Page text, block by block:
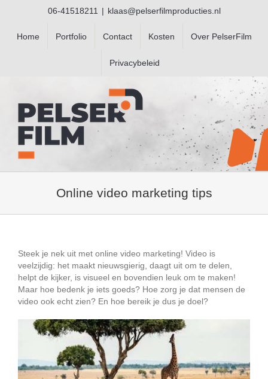
06-41518211 | klaas@pelserfilmproducties.nl
Home Portfolio Contact Kosten Over PelserFilm
Privacybeleid
Online video marketing tips
Steek je nek uit met online video marketing! Video is
veelzijdig: het maakt nieuwsgierig, daagt uit om te delen,
helpt de kijker, is visueel en bovendien leuk om te maken!
Maar hoe bedenk je iets goeds? Hoe zorg je dat mensen de
video ook echt zien? En hoe bereik je dus je doel?